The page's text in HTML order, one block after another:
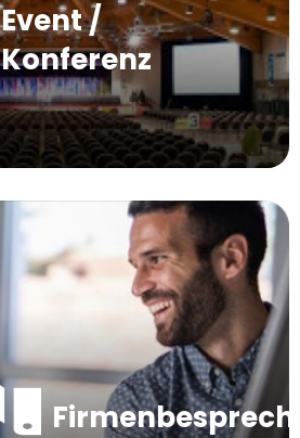
Event /
Konferenz